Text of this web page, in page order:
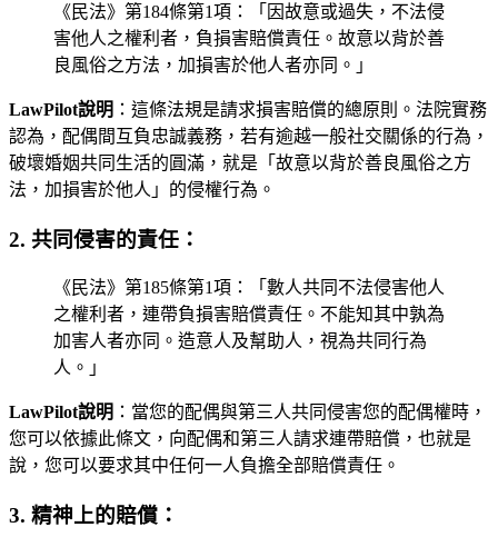
《民法》第184條第1項：「因故意或過失，不法侵
害他人之權利者，負損害賠償責任。故意以背於善
良風俗之方法，加損害於他人者亦同。」
LawPilot說明 ：這條法規是請求損害賠償的總原則。法院實務
認為，配偶間互負忠誠義務，若有逾越一般社交關係的行為，
破壞婚姻共同生活的圓滿，就是「故意以背於善良風俗之方
法，加損害於他人」的侵權行為。
2. 共同侵害的責任：
《民法》第185條第1項：「數人共同不法侵害他人
之權利者，連帶負損害賠償責任。不能知其中孰為
加害人者亦同。造意人及幫助人，視為共同行為
人。」
LawPilot說明 ：當您的配偶與第三人共同侵害您的配偶權時，
您可以依據此條文，向配偶和第三人請求連帶賠償，也就是
說，您可以要求其中任何一人負擔全部賠償責任。
3. 精神上的賠償：